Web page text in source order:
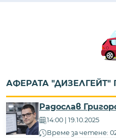
АФЕРАТА
Радослав
14:00 | 19.10.2025
Време за четене: